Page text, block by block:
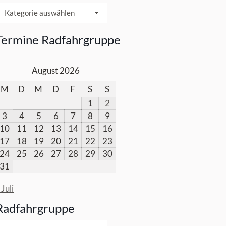
Radfahrgruppe
August 2026
M
D M D F S
S
1
2
3
4 5 6 7 8
9
11 12 13 14 15
16
18 19 20 21 22
23
25 26 27 28 29
30
Juli